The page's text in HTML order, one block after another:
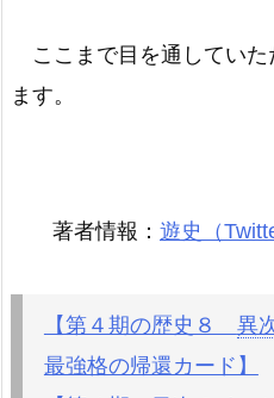
ここまで目を通していた
ます。
著者情報： 遊史（
【第４期の歴史８ 異
最強格の帰還カード】